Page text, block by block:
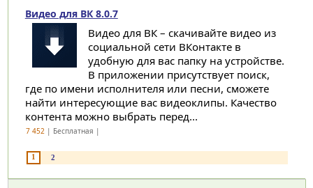
Видео для ВК 8.0.7
Видео для ВК – скачивайте видео из
социальной сети ВКонтакте в
удобную для вас папку на устройстве.
В приложении присутствует поиск,
где по имени исполнителя или песни, сможете
найти интересующие вас видеоклипы. Качество
контента можно выбрать перед...
7 452| Бесплатная |
1 2